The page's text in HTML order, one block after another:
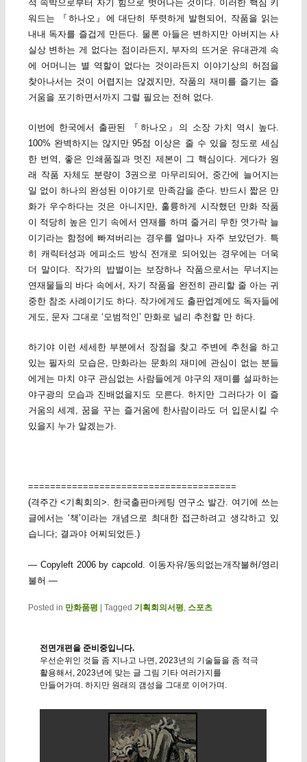
적 속박으로부터 자기 힘으로 벗어나는 것이다. 이러한 핵심 키
워드는 『하나오』에 대단히 뚜렷하게 발현되어, 작품을 읽는
내내 독자를 즐겁게 만든다. 물론 아들은 변하지만 아버지는 사
실상 변하는 게 없다는 점이라든지, 부자의 뜨거운 유대관계 속
에 어머니는 별 역할이 없다는 것이라든지 이야기상의 허점을
찾아나서는 것이 어렵지는 않겠지만, 작품의 재미를 즐기는 즐
거움을 포기하면서까지 그럴 필요는 전혀 없다.
이번에 한국에서 출판된 『하나오』의 소장 가치 역시 높다.
100% 완벽하지는 않지만 95점 이상은 줄 수 있을 정도로 세심
한 번역, 좋은 인쇄품질과 멋진 제본이 그 핵심이다. 게다가 원
래 작품 자체도 분량이 3권으로 마무리되어, 중간에 늘어지는
일 없이 하나의 완성된 이야기로 만족감을 준다. 반드시 짧은 만
화가 우수하다는 것은 아니지만, 훌륭하게 시작했던 만화 작품
이 적당히 높은 인기 속에서 연재를 하며 줄거리 무한 엿가락 늘
이기라는 함정에 빠져버리는 경우를 얼마나 자주 보았던가. 특
히 캐릭터성과 에피소드 방식 전개로 되어있는 경우에는 더욱
더 말이다. 작가의 밥벌이는 보장하나 작품으로서는 무너지는
연재물들의 바다 속에서, 자기 작품을 완전히 관리할 줄 아는 귀
중한 참조 사례이기도 하다. 작가에게도 출판업계에도 독자들에
게도, 문자 그대로 ‘모범적인’ 만화로 널리 추천할 만 하다.
하기야 이런 세세한 부분에서 장점을 찾고 주변에 추천을 하고
있는 필자의 모습은, 만화라는 문화의 재미에 관심이 없는 분들
에게는 마치 야구 관심없는 사람들에게 야구의 재미를 설파하는
야구광의 모습과 진배없을지도 모른다. 하지만 그러다가 이 즐
거움의 세계, 꿈을 꾸는 즐거움에 한사람이라도 더 입문시킬 수
있을지 누가 알겠는가.
======================================
(격주간 <기획회의>. 한국출판마케팅 연구소 발간. 여기에 쓰는
글에서는 ‘책’이라는 개념으로 최대한 접근하려고 생각하고 있
습니다; 결과야 어찌되었든.)
— Copyleft 2006 by capcold. 이동자유/동의없는개작불허/영리
불허 —
Posted in 만화품평 | Tagged 기획회의서평 스포츠
전면개편을 준비중입니다.
우선순위인 것들 좀 지나고 나면, 2023년의 기술들을 좀 적극
활용해서, 2023년에 맞는 글 그림 기타 여러가지를
만들어가며. 하지만 원래의 갬성을 그대로 이어가며.